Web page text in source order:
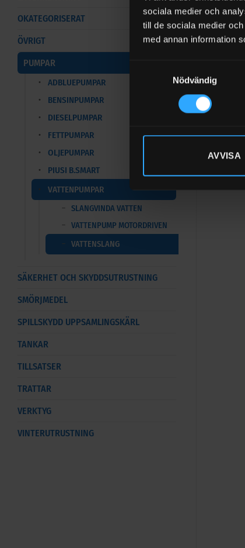
sociala medier och
till de sociala medier
med annan information
Nödvändig
AVVISA
OKATEGORISERAT
ÖVRIGT
PUMPAR
ADBLUEPUMPAR
BENSINPUMPAR
DIESELPUMPAR
FETTPUMPAR
OLJEPUMPAR
PIUSI B.SMART
VATTENPUMPAR
SLANGVINDA VATTEN
VATTENPUMP MOTORDRIVEN
VATTENSLANG
SÄKERHET OCH SKYDDSUTRUSTNING
SMÖRJMEDEL
SPILLSKYDD UPPSAMLINGSKÄRL
TANKAR
TILLSATSER
TRATTAR
VERKTYG
VINTERUTRUSTNING
Se
Se vårt
Se